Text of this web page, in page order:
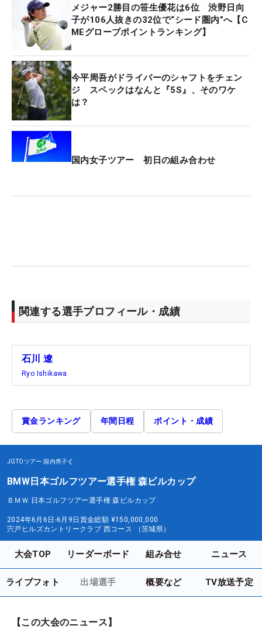
メジャー2勝目の笹生優花は6位 渋野日向
子が106人抜きの32位で“シード圏内”へ【C
MEグローブポイントランキング】
今平周吾がドライバーのシャフトをチェン
ジ スペックはなんと『5S』、そのワケ
は？
国内女子ツアー 初日の組み合わせ
関連する選手プロフィール・成績
石川 遼
Ryo Ishikawa
賞金ランキング 年間日程 ポイント・成績
JGTOツアー 国内男子
BMW日本ゴルフツアー選手権 森ビルカップ
ＢＭＷ 日本ゴルフツアー選手権 森ビルカップ
2024年6月6日-6月9日 賞金総額 ¥150,000,000
宍戸ヒルズカントリークラブ 西コース （茨城県）
大会TOP リーダーボード 組み合せ ニュース
ライブフォト 出場選手 概要など TV放送予定
【この大会のニュース】